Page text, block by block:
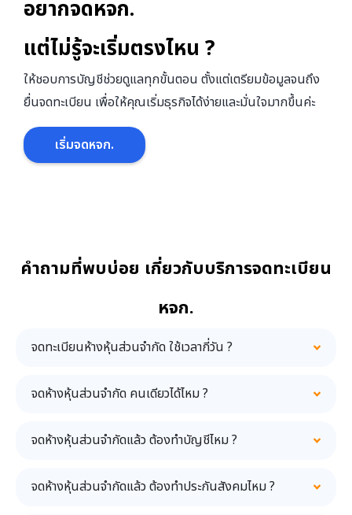
รอบคอบได้ตั้งแต่แรกค่ะ […]
อยากจดหจก.
แต่ไม่รู้จะเริ่มตรงไหน ?
ให้ชอบการบัญชีช่วยดูแลทุกขั้นตอน ตั้งแต่เตรียมข้อมูลจนถึง
ยื่นจดทะเบียน เพื่อให้คุณเริ่มธุรกิจได้ง่ายและมั่นใจมากขึ้นค่ะ
เริ่มจดหจก.
คำถามที่พบบ่อย เกี่ยวกับบริการจดทะเบียน
หจก.
จดทะเบียนห้างหุ้นส่วนจำกัด ใช้เวลากี่วัน ?
จดห้างหุ้นส่วนจำกัด คนเดียวได้ไหม ?
จดห้างหุ้นส่วนจำกัดแล้ว ต้องทำบัญชีไหม ?
จดห้างหุ้นส่วนจำกัดแล้ว ต้องทำประกันสังคมไหม ?